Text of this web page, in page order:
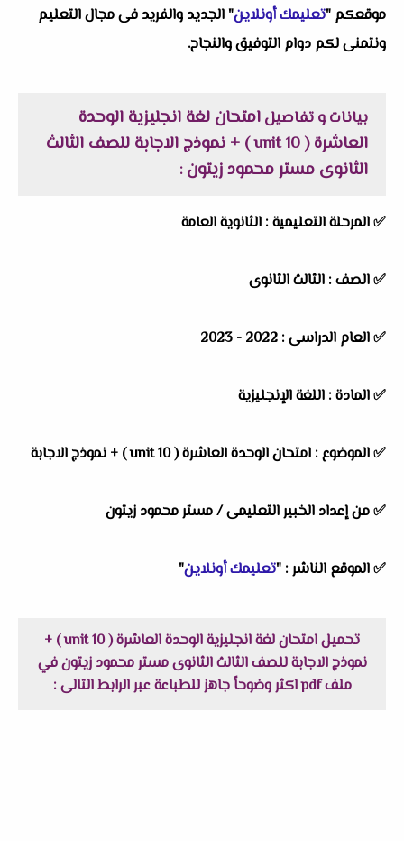
موقعكم "تعليمك أونلاين" الجديد والفريد فى مجال التعليم
ونتمنى لكم دوام التوفيق والنجاح.
بيانات و تفاصيلامتحان لغة انجليزية الوحدة
العاشرة ( unit 10 ) + نموذج الاجابة للصف الثالث
الثانوى مستر محمود زيتون:
✅المرحلة التعليمية : الثانوية العامة
✅الصف : الثالث الثانوى
✅العام الدراسى :
✅المادة : اللغة الإنجليزية
✅الموضوع : امتحان الوحدة العاشرة ( unit 10 ) + نموذج الاجابة
✅من إعداد الخبير التعليمى /مستر محمود زيتون
✅الموقع الناشر : "تعليمك أونلاين"
تحميل امتحان لغة انجليزية الوحدة العاشرة ( unit 10 ) +
نموذج الاجابة للصف الثالث الثانوى مستر محمود زيتون في
ملف pdf اكثر وضوحاً جاهز للطباعة عبر الرابط التالى :